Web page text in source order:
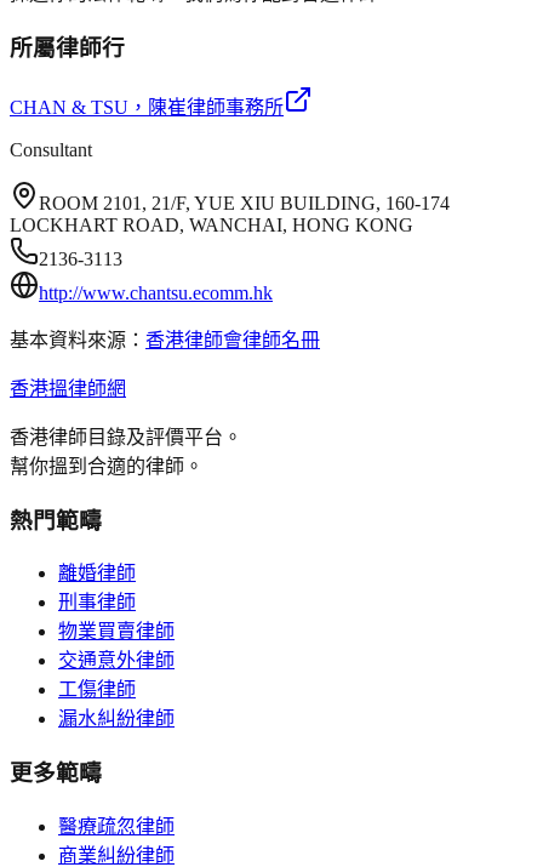
所屬律師行
CHAN & TSU ，陳崔律師事務所
Consultant
ROOM 2101, 21/F, YUE XIU BUILDING, 160-174
LOCKHART ROAD, WANCHAI, HONG KONG
2136-3113
http://www.chantsu.ecomm.hk
基本資料來源： 香港律師會律師名冊
香港搵律師網
香港律師目錄及評價平台。
幫你搵到合適的律師。
熱門範疇
離婚律師
刑事律師
物業買賣律師
交通意外律師
工傷律師
漏水糾紛律師
更多範疇
醫療疏忽律師
商業糾紛律師